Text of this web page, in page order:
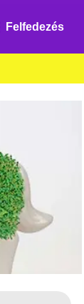
Felfedezés